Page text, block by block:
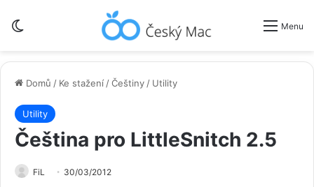
Menu
Domů / Ke stažení /Češtiny / Utility
Utility
Čeština pro LittleSnitch 2.5
FiL 30/03/2012